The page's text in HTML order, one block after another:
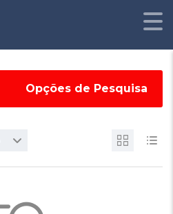
Opções de Pesquisa